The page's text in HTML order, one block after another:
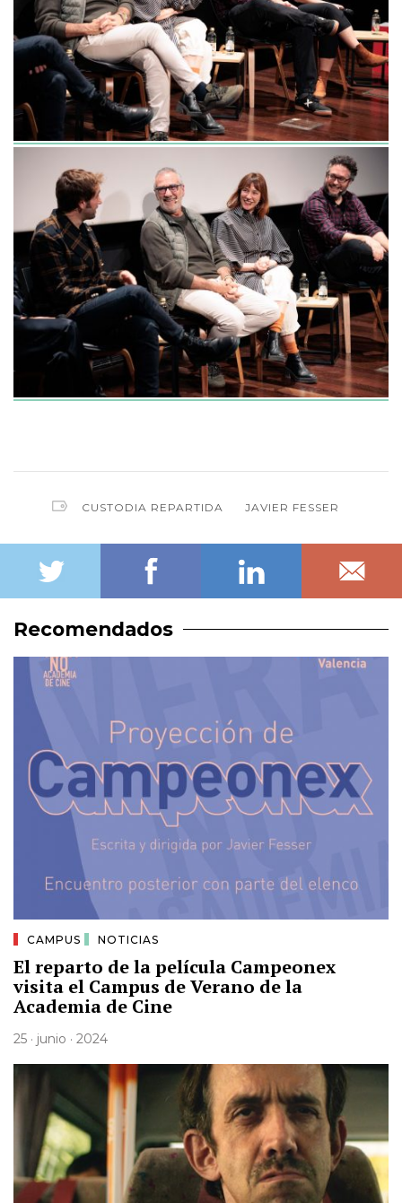
CUSTODIA REPARTIDA JAVIER FESSER
Recomendados
CAMPUS NOTICIAS
El reparto de la película Campeonex
visita el Campus de Verano de la
Academia de Cine
25 · junio · 2024